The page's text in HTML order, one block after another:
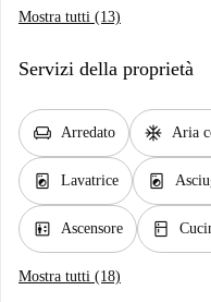
Mostra tutti (13)
Servizi della proprietà
chair Arredato ac_unit Aria
local_laundry_service Lavatrice local_laundry_service
elevator Ascensore kitchen
Mostra tutti (18)